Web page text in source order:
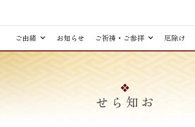
ご由緒 お知らせ ご祈祷・ご参拝 厄除け
お知らせ